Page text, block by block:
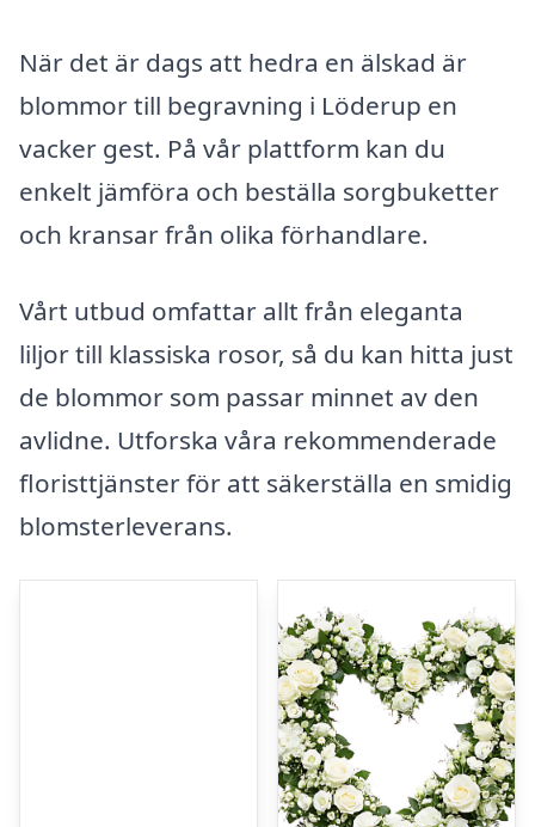
När det är dags att hedra en älskad är
blommor till begravning i Löderup en
vacker gest. På vår plattform kan du
enkelt jämföra och beställa sorgbuketter
och kransar från olika förhandlare.
Vårt utbud omfattar allt från eleganta
liljor till klassiska rosor, så du kan hitta just
de blommor som passar minnet av den
avlidne. Utforska våra rekommenderade
floristtjänster för att säkerställa en smidig
blomsterleverans.